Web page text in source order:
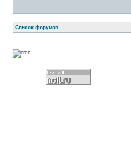
Список форумов